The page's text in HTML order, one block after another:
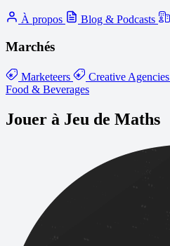
À propos Blog & Podcasts
Marchés
Marketeers Creative Agencies
Food & Beverages
Jouer à Jeu de Maths